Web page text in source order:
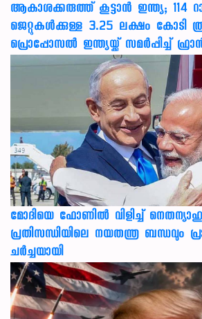
ആകാശക്കരുത്ത് കൂട്ടാൻ ഇന്ത്യ; 114
ജെറ്റുകൾക്കുള്ള 3.25 ലക്ഷം കോടി
പ്രൊപ്പോസൽ ഇന്ത്യയ്ക്ക് സമർപ്പിച്ച്
മോദിയെ ഫോണിൽ വിളിച്ച്
പ്രതിസന്ധിയിലെ നയതന്ത്ര ബന്ധവും
ചർച്ചയായി